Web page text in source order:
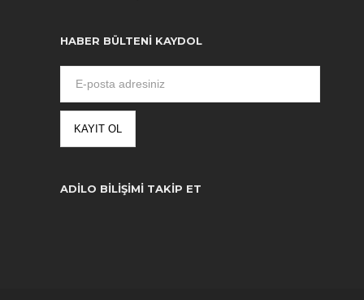
HABER BÜLTENI KAYDOL
ADILO BILIŞIMI TAKIP ET